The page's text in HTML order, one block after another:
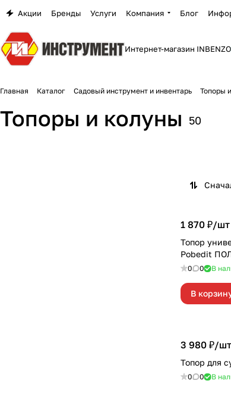
Акции Бренды Услуги Компания Блог
Интернет-магазин INBENZO
Главная Каталог Садовый инструмент и инвентарь Топоры
Топоры и колуны 50
1 870 ₽/шт
Топор
Pobedit
0 0 В
В
3 980 ₽/шт
Топор для
0 0 В